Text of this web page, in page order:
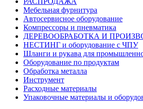
Мебельная фурнитура
Автосервисное оборудование
Компрессоры и пневматика
ДЕРЕВООБРАБОТКА И
НЕСТИНГ и оборудование с ЧПУ
Шланги и рукава для
Оборудование по продуктам
Обработка металла
Инструмент
Расходные материалы
Упаковочные материалы и